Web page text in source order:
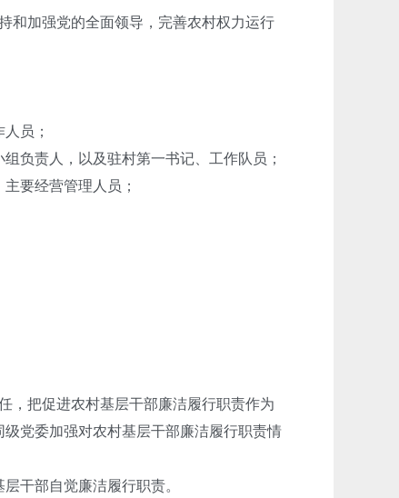
加强党的全面领导，完善农村权力运行
员；
负责人，以及驻村第一书记、工作队员；
要经营管理人员；
把促进农村基层干部廉洁履行职责作为
党委加强对农村基层干部廉洁履行职责情
干部自觉廉洁履行职责。